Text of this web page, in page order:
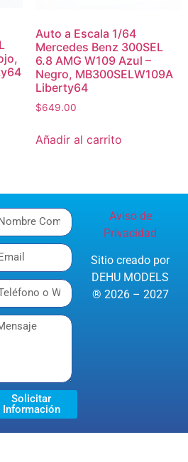
Auto a Escala 1/64
Mercedes Benz 300SEL
6.8 AMG W109 Azul –
Negro, MB300SELW109A
Liberty64
$649.00
Añadir al carrito
Solicitar
Información
Aviso de
Privacidad
Sitio creado por
DEHU MODELS
® 2026 – 2027